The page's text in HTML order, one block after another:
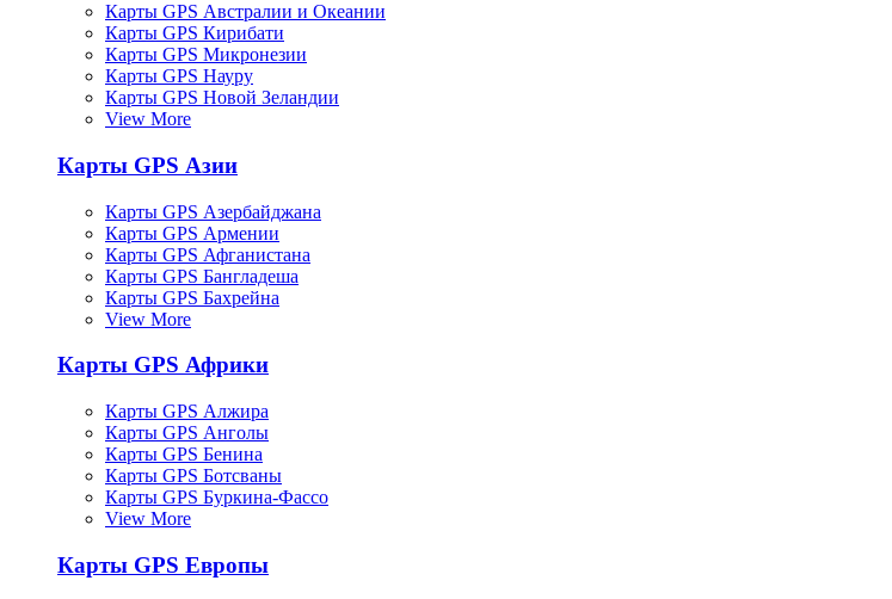
Карты GPS Австралии и Океании
Карты GPS Кирибати
Карты GPS Микронезии
Карты GPS Науру
Карты GPS Новой Зеландии
View More
Карты GPS Азии
Карты GPS Азербайджана
Карты GPS Армении
Карты GPS Афганистана
Карты GPS Бангладеша
Карты GPS Бахрейна
View More
Карты GPS Африки
Карты GPS Алжира
Карты GPS Анголы
Карты GPS Бенина
Карты GPS Ботсваны
Карты GPS Буркина-Фассо
View More
Карты GPS Европы